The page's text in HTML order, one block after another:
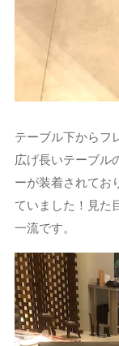
テーブル下からフ
広げ長いテーブル
ーが装着されてお
ていました！見た
一流です。